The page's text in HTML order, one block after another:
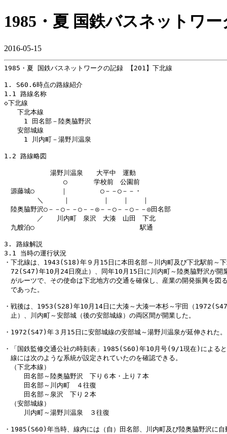
1985・夏 国鉄バスネットワ
2016-05-15
1985・夏 国鉄バスネットワークの記録 【201】下北線
1. S60.6時点の路線紹介
1.1 路線名称
◇下北線
下北本線
1 田名部－陸奥脇野沢
安部城線
1 川内町－湯野川温泉
1.2 路線略図
湯野川温泉　　大平中　運動
○　　　　学校前　公園前
源藤城○　　　　｜　　　　　○－－○－－・
＼　　　｜　　　　　｜　　｜　　｜
陸奥脇野沢○－－○－－○－－◎－－○－－○－－◎田名部
／　　川内町　泉沢　大湊　山田　下北
九艘泊○　　　　　　　　　　　　　　　　駅通
3. 路線解説
3.1 当時の運行状況
・下北線は、1943(S18)年９月15日に本田名部～川内町及び下北駅前～
72(S47)年10月24日廃止）、同年10月15日に川内町～陸奥脇野沢が開
がルーツで、その使命は下北地方の交通を確保し、産業の開発振興を図
であった。
・戦後は、1953(S28)年10月14日に大湊～大湊一本杉～宇田（
止）、川内町～安部城（後の安部城線）の両区間が開業した。
・1972(S47)年３月15日に安部城線の安部城～湯野川温泉が延伸された。
・「国鉄監修交通公社の時刻表」1985(S60)年10月号(9/1現在)による
線には次のような系統が設定されていたのを確認できる。
（下北本線）
田名部～陸奥脇野沢　下り６本・上り７本
田名部～川内町　４往復
田名部～泉沢　下り２本
（安部城線）
川内町～湯野川温泉　３往復
・1985(S60)年当時、線内には（自）田名部、川内町及び陸奥脇野沢に自